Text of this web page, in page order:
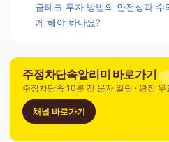
금테크 투자 방법의 안전성과
게 해야 하나요?
주정차단속알리미 바로가기
주정차단속 10분 전 문자 알림 · 완전 무
채널 바로가기